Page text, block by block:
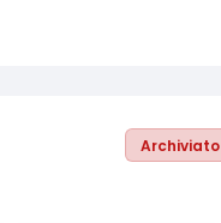
Archiviato